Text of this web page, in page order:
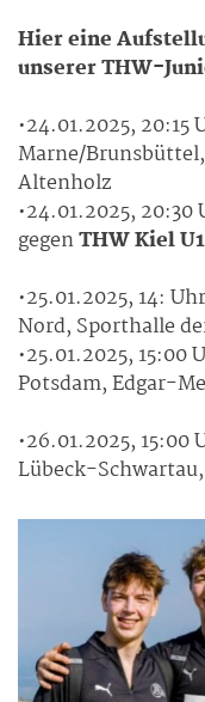
Hier eine
unserer THW-
•24.01.2025, 20:15
Marne/
Altenholz
•24.01.2025,
gegenTHW Kiel
•25.01.2025, 14:
Nord, Sporthalle
•25.01.2025, 15:00
Potsdam, Edgar-
•26.01.2025, 15:00
Lübeck-